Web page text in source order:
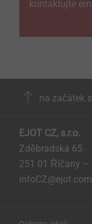
kontaktujte
na začátek
EJOT CZ, s.r.o.
Zděbradská 65
251 01 Říčany –
infoCZ@ejot.com